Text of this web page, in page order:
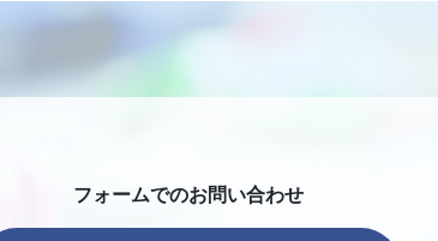
フォームでのお問い合わせ